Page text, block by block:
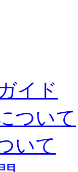
イド
ついて
いて